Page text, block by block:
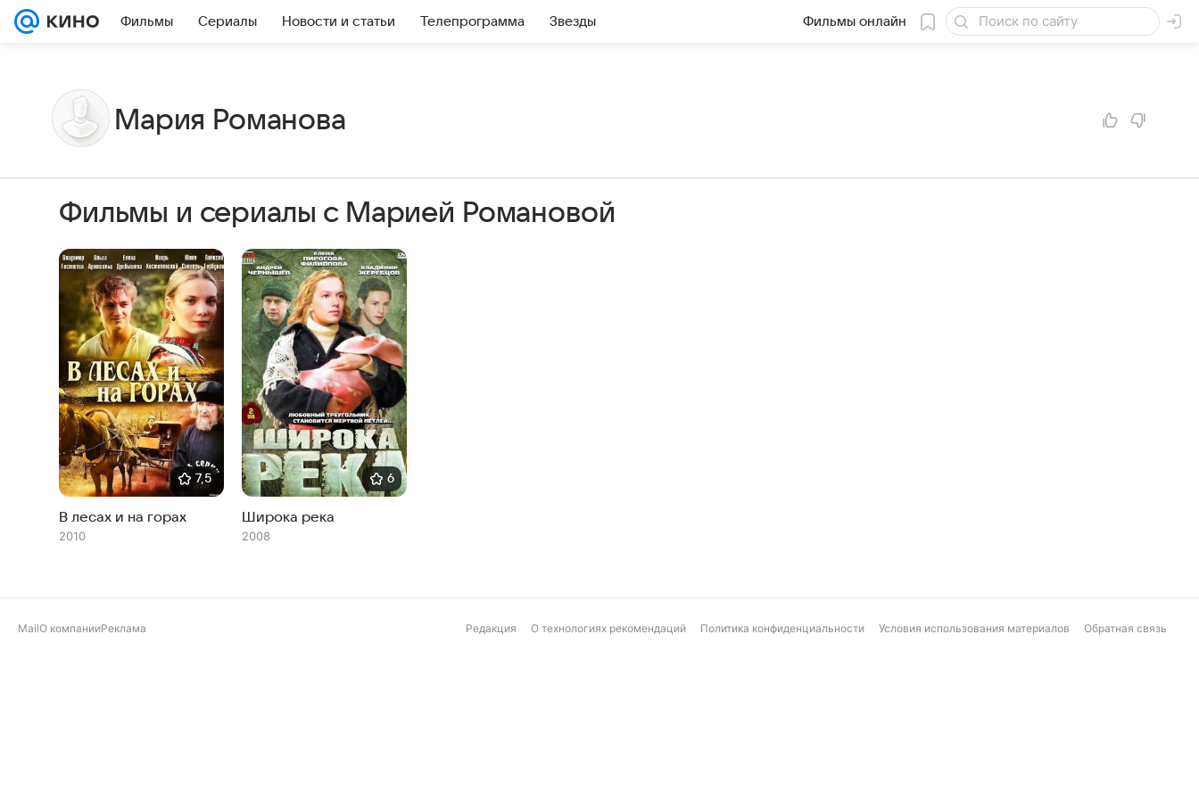
Фильмы Сериалы Новости и статьи Телепрограмма Звезды Фильмы онлайн
Мария Романова
Фильмы и сериалы с Марией Романовой
7,5
В лесах и на горах
2010
6
Широка река
2008
MailО компанииРеклама Редакция О технологиях рекомендаций Политика конфиденциальности Условия использования материалов Обратная связь